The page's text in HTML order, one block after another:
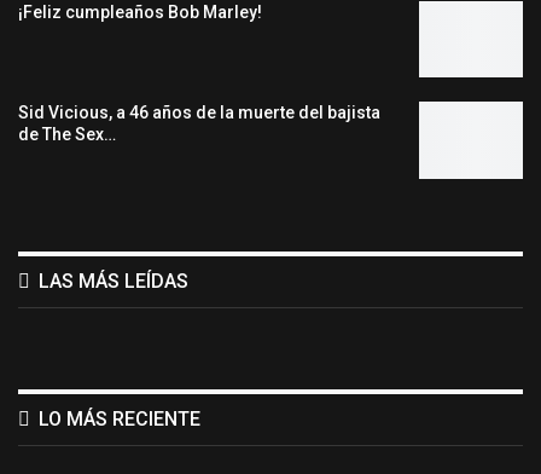
¡Feliz cumpleaños Bob Marley!
Sid Vicious, a 46 años de la muerte del bajista
de The Sex…
LAS MÁS LEÍDAS
LO MÁS RECIENTE